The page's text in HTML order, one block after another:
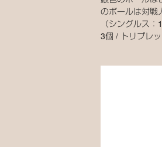
のボールは対戦
（シングルス
3個 / トリプレ